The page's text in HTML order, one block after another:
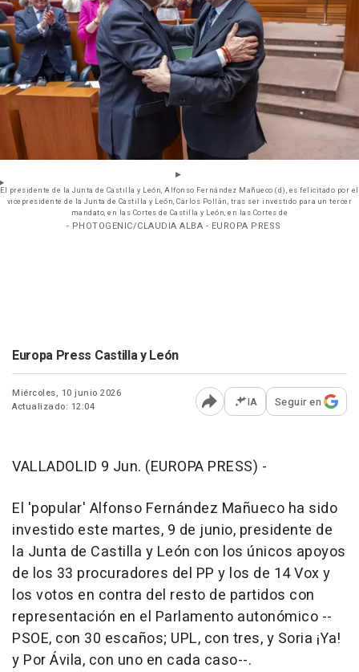
El presidente de la Junta de Castilla y León, Alfonso Fernández Mañueco (d), es felicitado por el
vicepresidente de la Junta de Castilla y León, Carlos Pollán, tras ser investido para un tercer
mandato, en las Cortes de Castilla y León, en las Cortes de
- PHOTOGENIC/CLAUDIA ALBA - EUROPA PRESS
Europa Press Castilla y León
Miércoles, 10 junio 2026
Actualizado: 12:04
Abrir opciones para
IA Seguir en
VALLADOLID 9 Jun. (EUROPA PRESS) -
El 'popular' Alfonso Fernández Mañueco ha sido
investido este martes, 9 de junio, presidente de
la Junta de Castilla y León con los únicos apoyos
de los 33 procuradores del PP y los de 14 Vox y
los votos en contra del resto de partidos con
representación en el Parlamento autonómico --
PSOE, con 30 escaños; UPL, con tres, y Soria ¡Ya!
y Por Ávila, con uno en cada caso--.